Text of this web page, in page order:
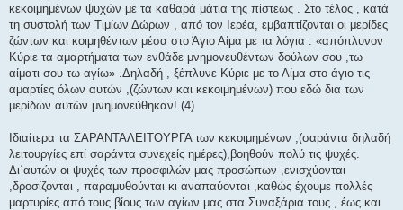
κεκοιμημένων ψυχών με τα καθαρά μάτια της πίστεως . Στο τέλος , κατά
τη συστολή των Τιμίων Δώρων , από τον Ιερέα, εμβαπτίζονται οι μερίδες
ζώντων και κοιμηθέντων μέσα στο Άγιο Αίμα με τα λόγια : «απόπλυνον
Κύριε τα αμαρτήματα των ενθάδε μνημονευθέντων δούλων σου ,τω
αίματι σου τω αγίω» .Δηλαδή , ξέπλυνε Κύριε με το Αίμα στο άγιο τις
αμαρτίες όλων αυτών ,(ζώντων και κεκοιμημένων) που εδώ δια των
μερίδων αυτών μνημονεύθηκαν! (4)
Ιδιαίτερα τα ΣΑΡΑΝΤΑΛΕΙΤΟΥΡΓΑ των κεκοιμημένων ,(σαράντα δηλαδή
λειτουργίες επί σαράντα συνεχείς ημέρες),βοηθούν πολύ τις ψυχές.
Δι΄αυτών οι ψυχές των προσφιλών μας προσώπων ,ενισχύονται
,δροσίζονται , παραμυθούνται κι αναπαύονται ,καθώς έχουμε πολλές
μαρτυρίες από τους βίους των αγίων μας στα Συναξάρια τους , έως και